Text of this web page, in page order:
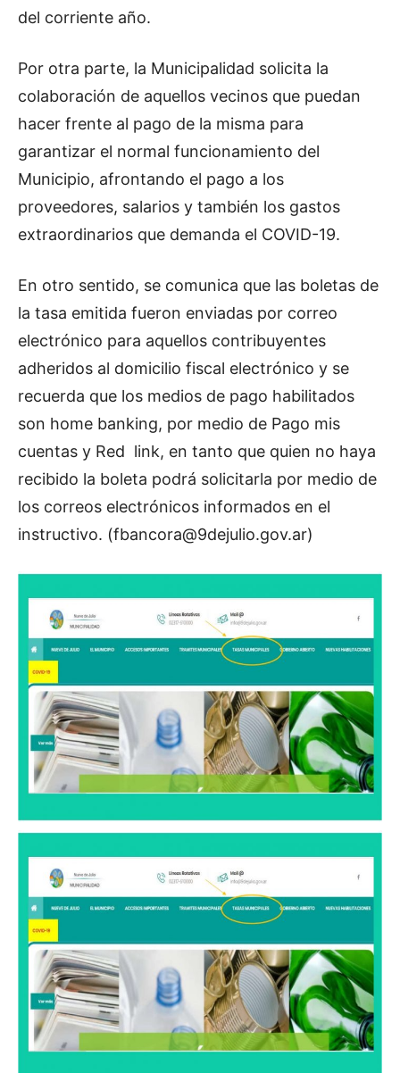
del corriente año.
Por otra parte, la Municipalidad solicita la
colaboración de aquellos vecinos que puedan
hacer frente al pago de la misma para
garantizar el normal funcionamiento del
Municipio, afrontando el pago a los
proveedores, salarios y también los gastos
extraordinarios que demanda el COVID-19.
En otro sentido, se comunica que las boletas de
la tasa emitida fueron enviadas por correo
electrónico para aquellos contribuyentes
adheridos al domicilio fiscal electrónico y se
recuerda que los medios de pago habilitados
son home banking, por medio de Pago mis
cuentas y Red link, en tanto que quien no haya
recibido la boleta podrá solicitarla por medio de
los correos electrónicos informados en el
instructivo. (fbancora@9dejulio.gov.ar)